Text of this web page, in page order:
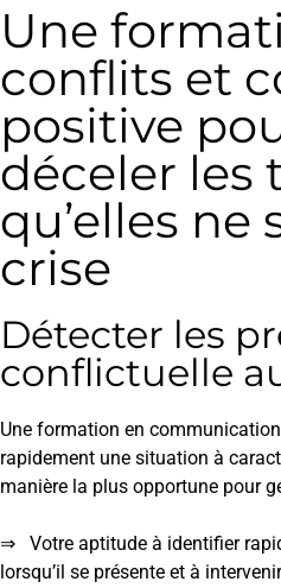
Une
conflits et
positive
déceler les
qu’elles
crise
Détecter les
conflictuelle
Une formation en
rapidement une situation à
manière la plus opportune pour
⇒ Votre aptitude à identifier
lorsqu’il se présente et à